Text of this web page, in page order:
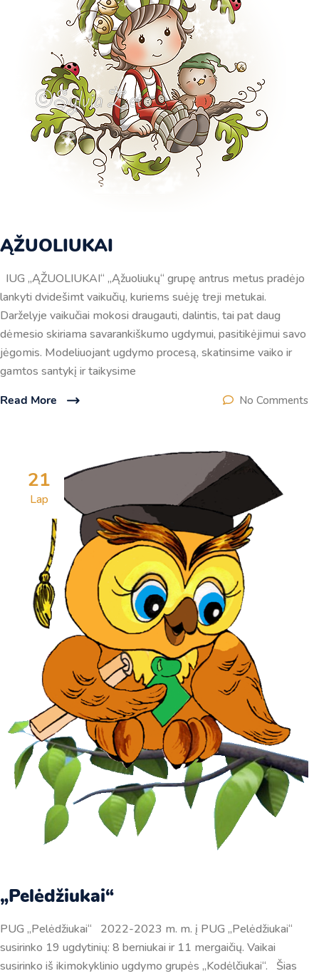
ĄŽUOLIUKAI
IUG „ĄŽUOLIUKAI“ „Ąžuoliukų“ grupę antrus metus pradėjo
lankyti dvidešimt vaikučių, kuriems suėję treji metukai.
Darželyje vaikučiai mokosi draugauti, dalintis, tai pat daug
dėmesio skiriama savarankiškumo ugdymui, pasitikėjimui savo
jėgomis. Modeliuojant ugdymo procesą, skatinsime vaiko ir
gamtos santykį ir taikysime
Read More
No Comments
21
Lap
„Pelėdžiukai“
PUG „Pelėdžiukai“ 2022-2023 m. m. į PUG „Pelėdžiukai“
susirinko 19 ugdytinių: 8 berniukai ir 11 mergaičių. Vaikai
susirinko iš ikimokyklinio ugdymo grupės „Kodėlčiukai“. Šias